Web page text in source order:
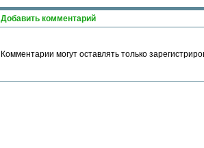
Добавить комментарий
Комментарии могут оставлять только